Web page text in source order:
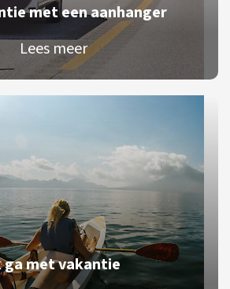
met een aanhanger
Lees meer
ga met vakantie